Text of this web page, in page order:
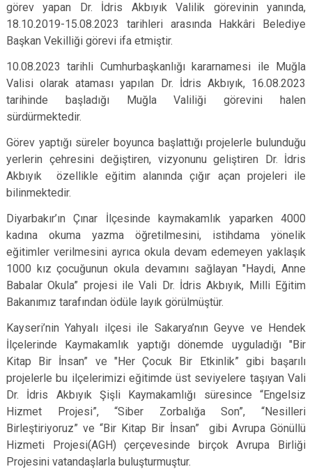
görev yapan Dr. İdris Akbıyık Valilik görevinin yanında,
18.10.2019-15.08.2023 tarihleri arasında Hakkâri Belediye
Başkan Vekilliği görevi ifa etmiştir.
10.08.2023 tarihli Cumhurbaşkanlığı kararnamesi ile Muğla
Valisi olarak ataması yapılan Dr. İdris Akbıyık, 16.08.2023
tarihinde başladığı Muğla Valiliği görevini halen
sürdürmektedir.
Görev yaptığı süreler boyunca başlattığı projelerle bulunduğu
yerlerin çehresini değiştiren, vizyonunu geliştiren Dr. İdris
Akbıyık özellikle eğitim alanında çığır açan projeleri ile
bilinmektedir.
Diyarbakır’ın Çınar İlçesinde kaymakamlık yaparken 4000
kadına okuma yazma öğretilmesini, istihdama yönelik
eğitimler verilmesini ayrıca okula devam edemeyen yaklaşık
1000 kız çocuğunun okula devamını sağlayan "Haydi, Anne
Babalar Okula” projesi ile Vali Dr. İdris Akbıyık, Milli Eğitim
Bakanımız tarafından ödüle layık görülmüştür.
Kayseri’nin Yahyalı ilçesi ile Sakarya’nın Geyve ve Hendek
İlçelerinde Kaymakamlık yaptığı dönemde uyguladığı "Bir
Kitap Bir İnsan” ve "Her Çocuk Bir Etkinlik” gibi başarılı
projelerle bu ilçelerimizi eğitimde üst seviyelere taşıyan Vali
Dr. İdris Akbıyık Şişli Kaymakamlığı süresince “Engelsiz
Hizmet Projesi”, “Siber Zorbalığa Son”, “Nesilleri
Birleştiriyoruz” ve “Bir Kitap Bir İnsan” gibi Avrupa Gönüllü
Hizmeti Projesi(AGH) çerçevesinde birçok Avrupa Birliği
Projesini vatandaşlarla buluşturmuştur.